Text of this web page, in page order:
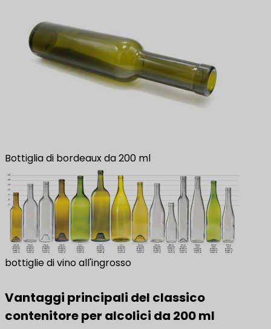
Bottiglia di bordeaux da 200 ml
bottiglie di vino all'ingrosso
Vantaggi principali del classico
contenitore per alcolici da 200 ml